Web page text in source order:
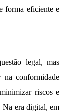
forma eficiente e
legal, mas
na conformidade
riscos e
Na era digital, em